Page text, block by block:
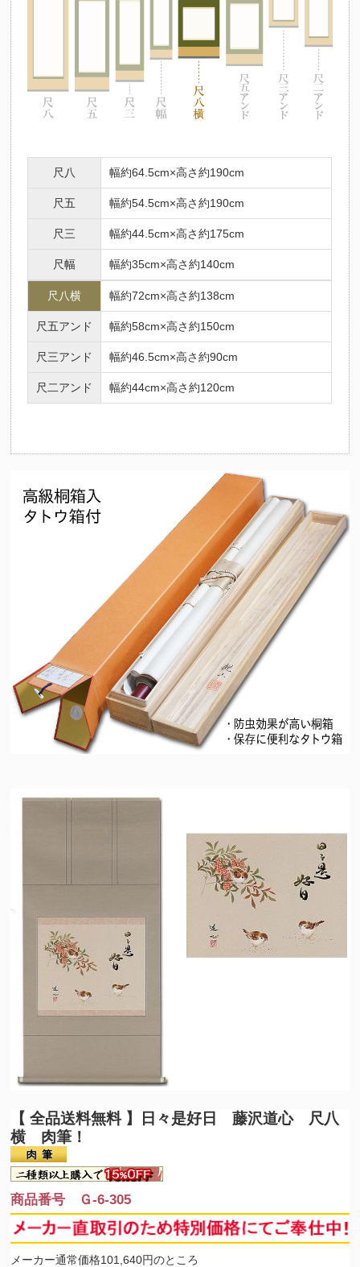
尺八 幅約64.5cm×高さ約190cm
尺五 幅約54.5cm×高さ約190cm
尺三 幅約44.5cm×高さ約175cm
尺幅 幅約35cm×高さ約140cm
尺八横 幅約72cm×高さ約138cm
尺五アンド 幅約58cm×高さ約150cm
尺三アンド 幅約46.5cm×高さ約90cm
尺二アンド 幅約44cm×高さ約120cm
【 全品送料無料 】
日々是好日 藤沢道心 尺八
横 肉筆！
商品番号 Ｇ-6-305
メーカー通常価格101,640円のところ